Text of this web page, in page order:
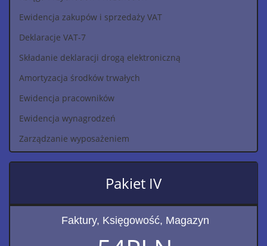
Ewidencja zakupów i sprzedaży VAT
Deklaracje VAT-7
Składanie deklaracji drogą elektroniczną
Amortyzacja środków trwałych
Ewidencja pracowników
Ewidencja wynagrodzeń
Zarządzanie wyposażeniem
Pakiet IV
Faktury, Księgowość, Magazyn